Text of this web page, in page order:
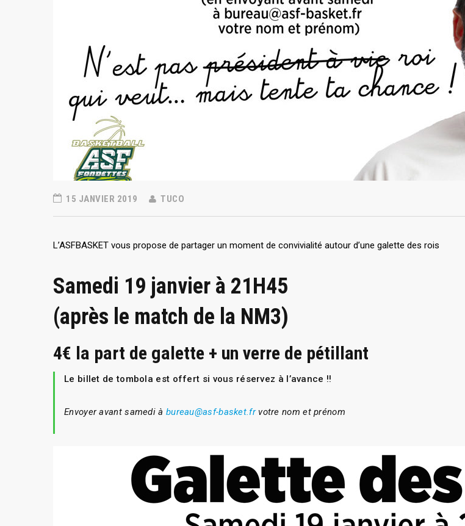
15 JANVIER 2019 TUCO
L’ASFBASKET vous propose de partager un moment de convivialité autour d’une galette des rois
Samedi 19 janvier à 21H45
(après le match de la NM3)
4€ la part de galette + un verre de pétillant
Le billet de tombola est offert si vous réservez à l’avance !!
Envoyer avant samedi à bureau@asf-basket.frvotre nom et prénom